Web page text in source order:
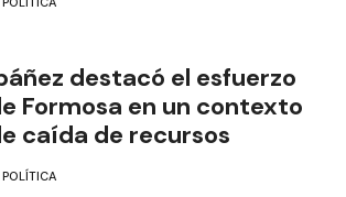
destacó el esfuerzo
Formosa en un contexto
caída de recursos
POLÍTICA